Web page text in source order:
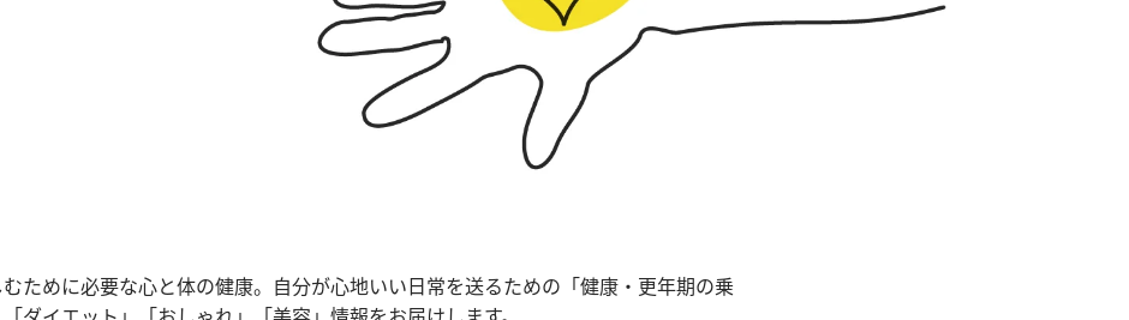
ために必要な心と体の健康。自分が心地いい日常を送るための「健康・更年期の乗